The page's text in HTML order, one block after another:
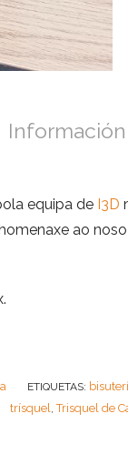
equipa de I3D
ao noso
ETIQUETAS:
trísquel ,Trisquel de